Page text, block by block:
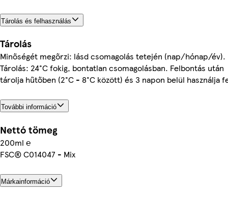
Tárolás és felhasználás
Tárolás
Minőségét megőrzi: lásd csomagolás tetején (nap/hónap/év).
Tárolás: 24°C fokig, bontatlan csomagolásban. Felbontás után
tárolja hűtőben (2°C - 8°C között) és 3 napon belül használja
További információ
Nettó tömeg
200ml ℮
FSC® C014047 - Mix
Márkainformáció